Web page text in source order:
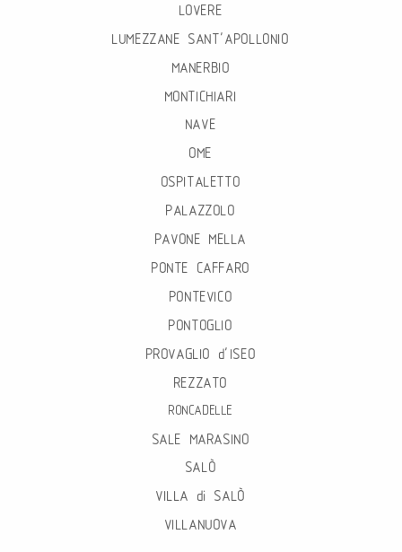
LOVERE
LUMEZZANE SANT’APOLLONIO
MANERBIO
MONTICHIARI
NAVE
OME
OSPITALETTO
PALAZZOLO
PAVONE MELLA
PONTE CAFFARO
PONTEVICO
PONTOGLIO
PROVAGLIO d’ISEO
REZZATO
RONCADELLE
SALE MARASINO
SALÒ
VILLA di SALÒ
VILLANUOVA